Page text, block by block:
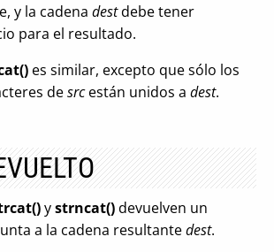
y la cadena destdebe tener
para el resultado.
es similar, excepto que sólo los
desrcestán unidos a dest.
ystrncat()devuelven un
a la cadena resultantedest.